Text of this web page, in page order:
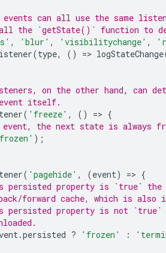
can all use the same
the `getState()` function to
, 'blur' , 'visibilitychange' ,
(type, () => logStateChange
on the other hand, can
itself.
( 'freeze' , () => {
the next state is always
);
( 'pagehide' , (event) => {
property is `true` the
forward cache, which is also
property is not `true`
.persisted ? 'frozen' :